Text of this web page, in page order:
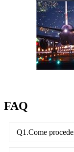
FAQ
Q1.Come